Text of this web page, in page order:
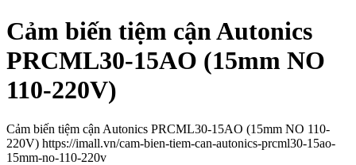
Cảm biến tiệm cận Autonics
PRCML30-15AO (15mm NO
110-220V)
Cảm biến tiệm cận Autonics PRCML30-15AO (15mm NO 110-
220V) https://imall.vn/cam-bien-tiem-can-autonics-prcml30-15ao-
15mm-no-110-220v